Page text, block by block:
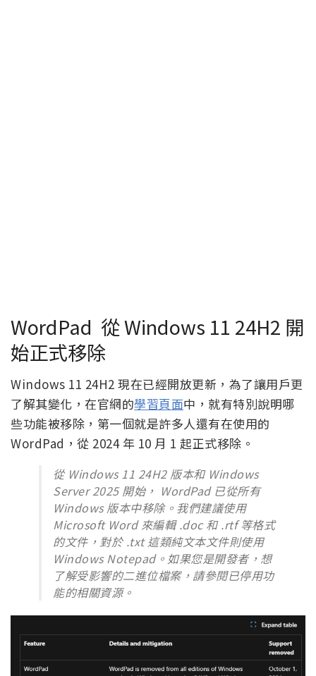
WordPad 從 Windows 11 24H2 開
始正式移除
Windows 11 24H2 現在已經開放更新，為了讓用戶更
了解其變化，在官網的學習頁面中，就有特別說明哪
些功能被移除，第一個就是許多人還有在使用的
WordPad，從 2024 年 10 月 1 起正式移除。
從 Windows 11 24H2 版本和 Windows
Server 2025 開始， WordPad 已從所有
Windows 版本中移除。我們建議使用
Microsoft Word 來編輯 .doc 和 .rtf 等格式
的文件，對於 .txt 這類純文本文件則使用
Windows Notepad。如果您是開發者，想
了解受影響的二進位檔案，請參閱已停用功
能的相關資源。